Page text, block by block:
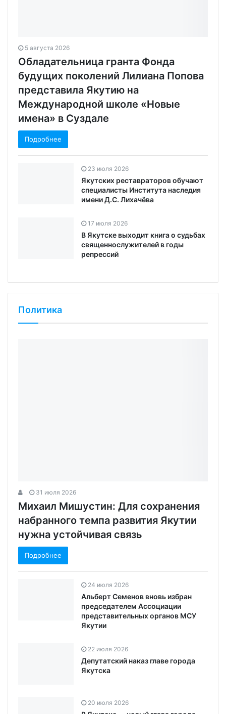
5 августа 2026
Обладательница гранта Фонда
будущих поколений Лилиана Попова
представила Якутию на
Международной школе «Новые
имена» в Суздале
Подробнее
23 июля 2026
Якутских реставраторов обучают
специалисты Института наследия
имени Д.С. Лихачёва
17 июля 2026
В Якутске выходит книга о судьбах
священнослужителей в годы
репрессий
Политика
31 июля 2026
Михаил Мишустин: Для сохранения
набранного темпа развития Якутии
нужна устойчивая связь
Подробнее
24 июля 2026
Альберт Семенов вновь избран
председателем Ассоциации
представительных органов МСУ
Якутии
22 июля 2026
Депутатский наказ главе города
Якутска
20 июля 2026